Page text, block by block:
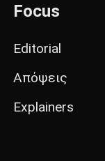
Focus
Editorial
Απόψεις
Explainers